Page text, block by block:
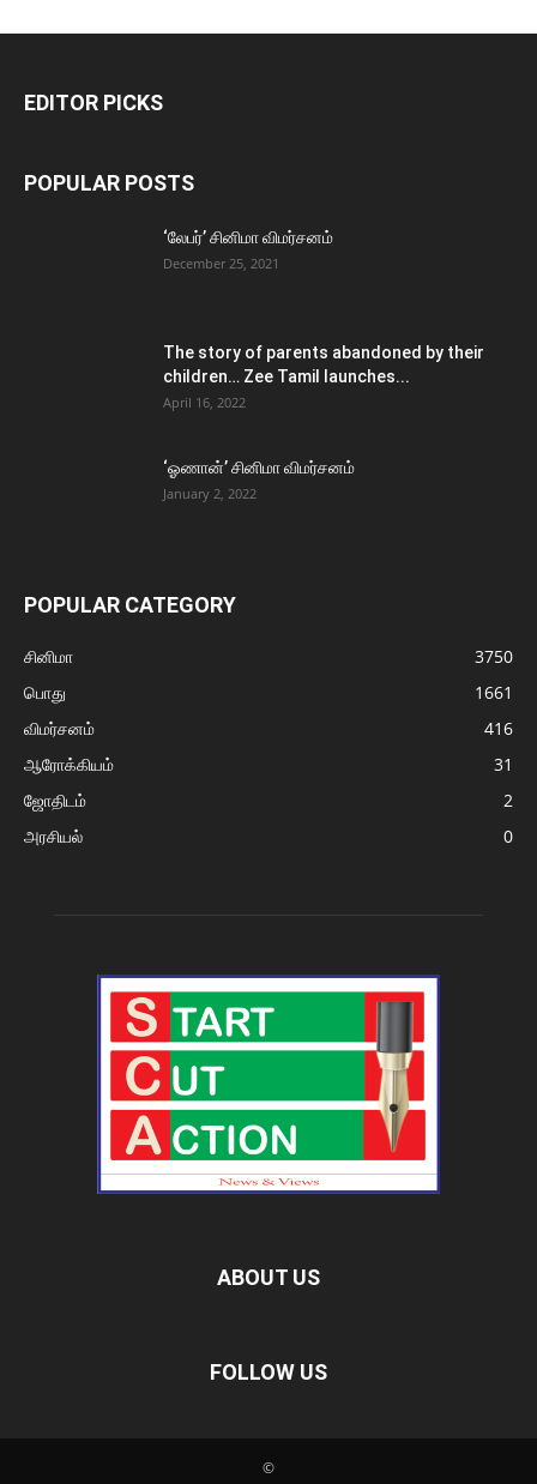
EDITOR PICKS
POPULAR POSTS
‘லேபர்’ சினிமா விமர்சனம்
December 25, 2021
The story of parents abandoned by their
children… Zee Tamil launches...
April 16, 2022
‘ஓணான்’ சினிமா விமர்சனம்
January 2, 2022
POPULAR CATEGORY
சினிமா
3750
பொது
1661
விமர்சனம்
416
ஆரோக்கியம்
31
ஜோதிடம்
2
அரசியல்
0
ABOUT US
FOLLOW US
©